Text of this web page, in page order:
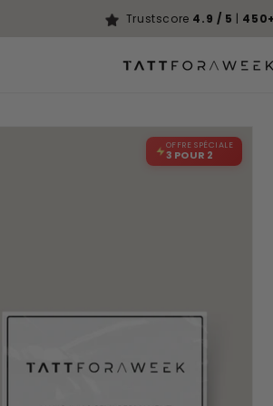
Trustscore 4.9 / 5 | 450+
OFFRE SPÉCIALE
3 POUR 2